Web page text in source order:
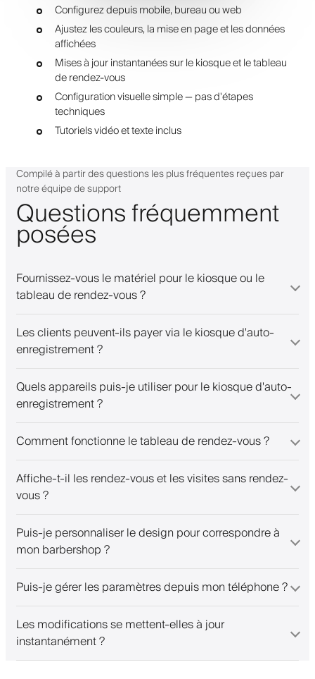
Configurez depuis mobile, bureau ou web
Ajustez les couleurs, la mise en page et les données
affichées
Mises à jour instantanées sur le kiosque et le tableau
de rendez-vous
Configuration visuelle simple — pas d'étapes
techniques
Tutoriels vidéo et texte inclus
Compilé à partir des questions les plus fréquentes reçues par
notre équipe de support
Questions fréquemment
posées
Fournissez-vous le matériel pour le kiosque ou le
tableau de rendez-vous ?
Les clients peuvent-ils payer via le kiosque d'auto-
enregistrement ?
Quels appareils puis-je utiliser pour le kiosque d'auto-
enregistrement ?
Comment fonctionne le tableau de rendez-vous ?
Affiche-t-il les rendez-vous et les visites sans rendez-
vous ?
Puis-je personnaliser le design pour correspondre à
mon barbershop ?
Puis-je gérer les paramètres depuis mon téléphone ?
Les modifications se mettent-elles à jour
instantanément ?